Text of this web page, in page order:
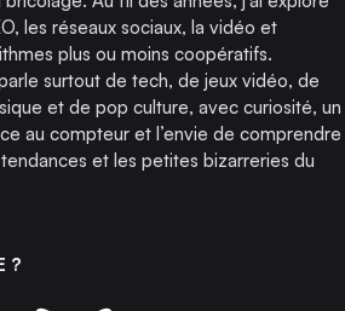
les réseaux sociaux, la vidéo et
plus ou moins coopératifs.
surtout de tech, de jeux vidéo, de
et de pop culture, avec curiosité, un
au compteur et l’envie de comprendre
et les petites bizarreries du
?